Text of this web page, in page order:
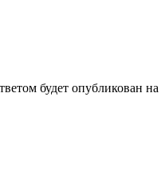
будет опубликован на